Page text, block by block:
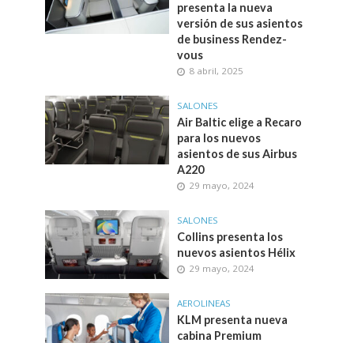
presenta la nueva
versión de sus asientos
de business Rendez-
vous
8 abril, 2025
SALONES
Air Baltic elige a Recaro
para los nuevos
asientos de sus Airbus
A220
29 mayo, 2024
SALONES
Collins presenta los
nuevos asientos Hélix
29 mayo, 2024
AEROLINEAS
KLM presenta nueva
cabina Premium